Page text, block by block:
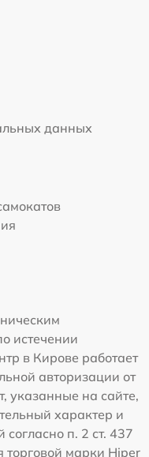
данных
истечении
в Кирове работает
авторизации от
указанные на сайте,
характер и
п. 2 ст. 437
марки Hiper